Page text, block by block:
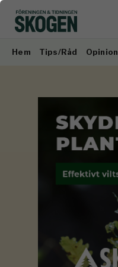
Hem Tips/Råd Opinion